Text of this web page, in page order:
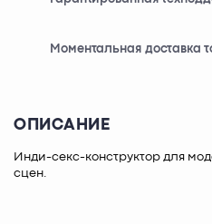
ОПИСАНИЕ
Инди-секс-конструктор для
сцен.
Моментальная доставка